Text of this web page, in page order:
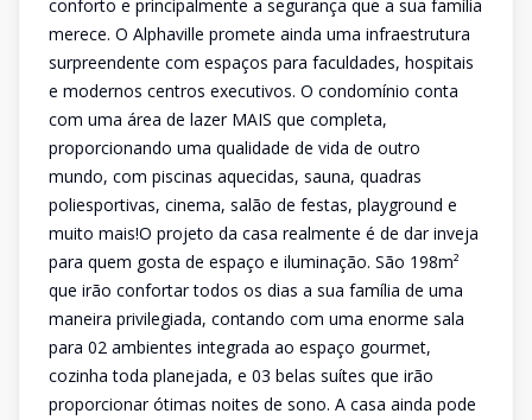
conforto e principalmente a segurança que a sua família
merece. O Alphaville promete ainda uma infraestrutura
surpreendente com espaços para faculdades, hospitais
e modernos centros executivos. O condomínio conta
com uma área de lazer MAIS que completa,
proporcionando uma qualidade de vida de outro
mundo, com piscinas aquecidas, sauna, quadras
poliesportivas, cinema, salão de festas, playground e
muito mais!O projeto da casa realmente é de dar inveja
para quem gosta de espaço e iluminação. São 198m²
que irão confortar todos os dias a sua família de uma
maneira privilegiada, contando com uma enorme sala
para 02 ambientes integrada ao espaço gourmet,
cozinha toda planejada, e 03 belas suítes que irão
proporcionar ótimas noites de sono. A casa ainda pode